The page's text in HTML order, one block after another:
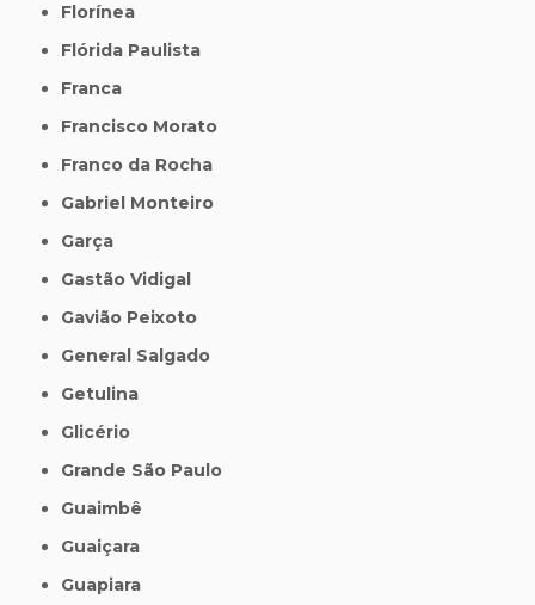
Florínea
Flórida Paulista
Franca
Francisco Morato
Franco da Rocha
Gabriel Monteiro
Garça
Gastão Vidigal
Gavião Peixoto
General Salgado
Getulina
Glicério
Grande São Paulo
Guaimbê
Guaiçara
Guapiara